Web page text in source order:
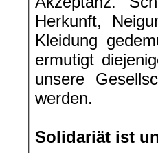
Herkunft,
Kleidung
ermutigt
unsere
werden.
Solidariät ist